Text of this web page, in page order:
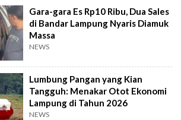
Gara-gara Es Rp10 Ribu, Dua Sales
di Bandar Lampung Nyaris Diamuk
Massa
NEWS
Lumbung Pangan yang Kian
Tangguh: Menakar Otot Ekonomi
Lampung di Tahun 2026
NEWS